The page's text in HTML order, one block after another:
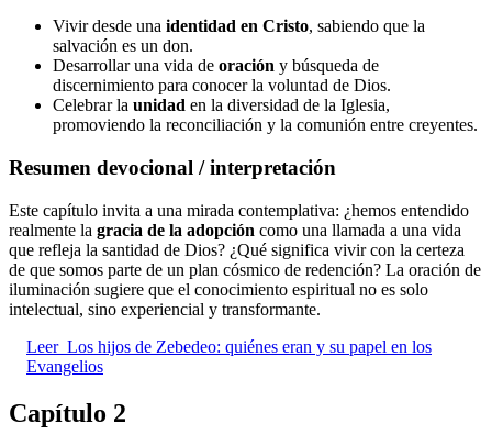
Vivir desde una identidad en Cristo, sabiendo que la
salvación es un don.
Desarrollar una vida de oración y búsqueda de
discernimiento para conocer la voluntad de Dios.
Celebrar la unidad en la diversidad de la Iglesia,
promoviendo la reconciliación y la comunión entre creyentes.
Resumen devocional / interpretación
Este capítulo invita a una mirada contemplativa: ¿hemos entendido
realmente la gracia de la adopción como una llamada a una vida
que refleja la santidad de Dios? ¿Qué significa vivir con la certeza
de que somos parte de un plan cósmico de redención? La oración de
iluminación sugiere que el conocimiento espiritual no es solo
intelectual, sino experiencial y transformante.
Leer Los hijos de Zebedeo: quiénes eran y su papel en los
Evangelios
Capítulo 2